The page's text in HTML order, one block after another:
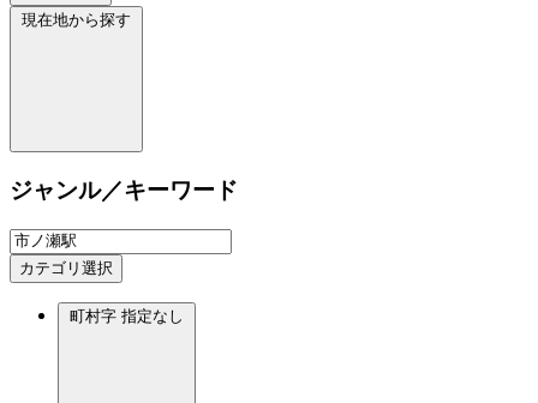
現在地から探す
ジャンル／キーワード
カテゴリ選択
町村字 指定なし